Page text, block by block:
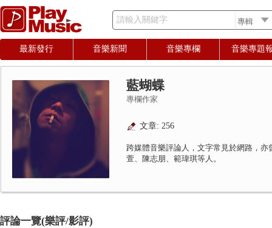
請輸入關鍵字
最新發行 音樂新聞 音樂專欄 音樂專題
藍蝴蝶
專欄作家
文章: 256
跨媒體音樂評論人，文字常見於網路，
萱、陳志朋、範瑋琪等人。
評論一覽(樂評/影評)